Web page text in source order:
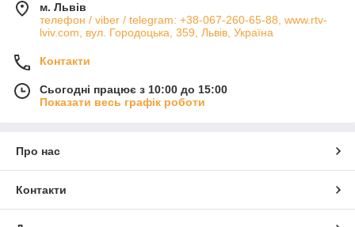
м. Львів
телефон / viber / telegram: +38-067-260-65-88, www.rtv-
lviv.com, вул. Городоцька, 359, Львів, Україна
Контакти
Сьогодні працює з 10:00 до 15:00
Показати весь графік роботи
Про нас
Контакти